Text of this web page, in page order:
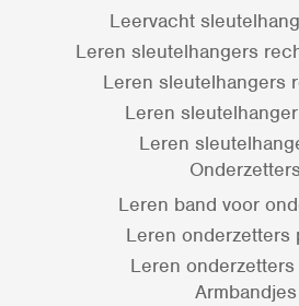
Leervacht
Leren sleutelhangers
Leren sleutelhangers
Leren
Leren
Onderzetters
Leren band voor
Leren onderzetters
Leren
Armbandjes